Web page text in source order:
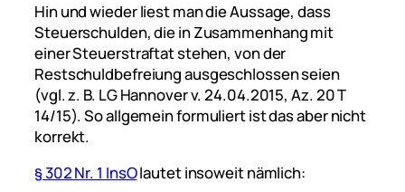
Hin und wieder liest man die Aussage, dass
Steuerschulden, die in Zusammenhang mit
einer Steuerstraftat stehen, von der
Restschuldbefreiung ausgeschlossen seien
(vgl. z. B. LG Hannover v. 24.04.2015, Az. 20 T
14/15). So allgemein formuliertistdas abernicht
korrekt.
§ 302 Nr. 1 InsOlautet insoweit nämlich: